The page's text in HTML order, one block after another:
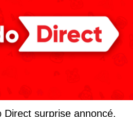
Direct surprise annoncé,